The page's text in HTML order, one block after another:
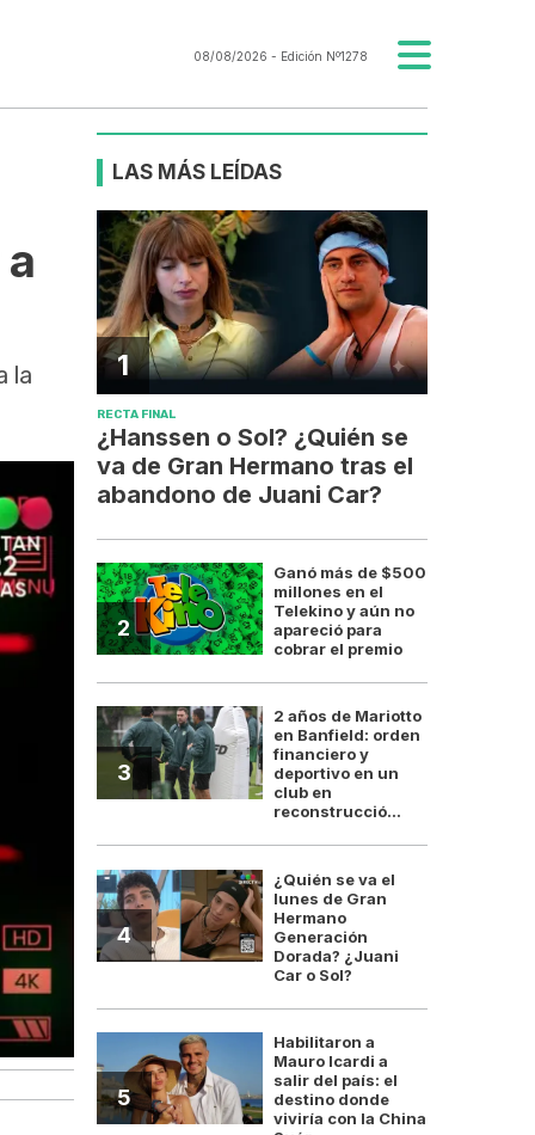
08/08/2026 - Edición Nº1278
la
LAS MÁS LEÍDAS
1
RECTA FINAL
¿Hanssen o Sol? ¿Quién se
va de Gran Hermano tras el
abandono de Juani Car?
2
Ganó más de $500
millones en el
Telekino y aún no
apareció para
cobrar el premio
3
2 años de Mariotto
en Banfield: orden
financiero y
deportivo en un
club en
reconstrucció...
4
¿Quién se va el
lunes de Gran
Hermano
Generación
Dorada? ¿Juani
Car o Sol?
5
Habilitaron a
Mauro Icardi a
salir del país: el
destino donde
viviría con la China